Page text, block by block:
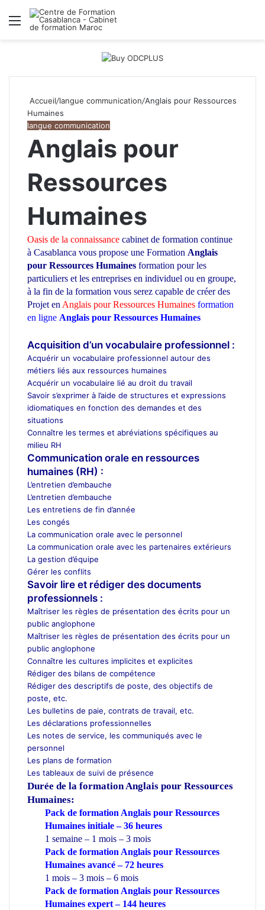
Menu
Accueil/langue communication/Anglais pour Ressources
Humaines
langue communication
Anglais pour
Ressources
Humaines
Oasis de la connaissance cabinet de formation continue
à Casablanca vous propose une Formation Anglais
pour Ressources Humaines formation pour les
particuliers et les entreprises en individuel ou en groupe,
à la fin de la formation vous serez capable de créer des
Projet en Anglais pour Ressources Humaines formation
en ligne Anglais pour Ressources Humaines
Acquisition d’un vocabulaire professionnel :
Acquérir un vocabulaire professionnel autour des
métiers liés aux ressources humaines
Acquérir un vocabulaire lié au droit du travail
Savoir s’exprimer à l’aide de structures et expressions
idiomatiques en fonction des demandes et des
situations
Connaître les termes et abréviations spécifiques au
milieu RH
Communication orale en ressources
humaines (RH) :
L’entretien d’embauche
L’entretien d’embauche
Les entretiens de fin d’année
Les congés
La communication orale avec le personnel
La communication orale avec les partenaires extérieurs
La gestion d’équipe
Gérer les conflits
Savoir lire et rédiger des documents
professionnels :
Maîtriser les règles de présentation des écrits pour un
public anglophone
Maîtriser les règles de présentation des écrits pour un
public anglophone
Connaître les cultures implicites et explicites
Rédiger des bilans de compétence
Rédiger des descriptifs de poste, des objectifs de
poste, etc.
Les bulletins de paie, contrats de travail, etc.
Les déclarations professionnelles
Les notes de service, les communiqués avec le
personnel
Les plans de formation
Les tableaux de suivi de présence
Durée de la formationAnglais pour Ressources
Humaines:
Pack de formation Anglais pour Ressources
Humaines initiale – 36 heures
1 semaine – 1 mois – 3 mois
Pack de formation Anglais pour Ressources
Humaines avancé – 72 heures
1 mois – 3 mois – 6 mois
Pack de formation Anglais pour Ressources
Humaines expert – 144 heures